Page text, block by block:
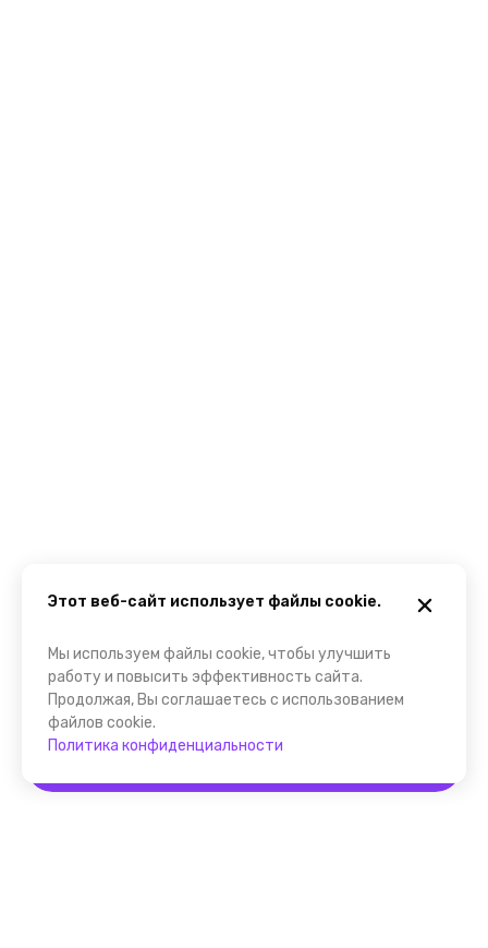
Этот веб-сайт использует файлы cookie.
Мы используем файлы cookie, чтобы улучшить
работу и повысить эффективность сайта.
Продолжая, Вы соглашаетесь с использованием
файлов cookie.
Политика конфиденциальности